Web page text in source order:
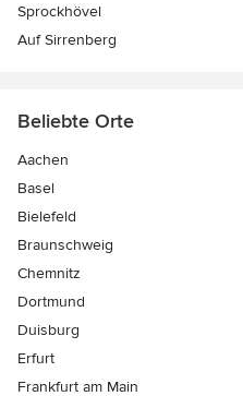
Sprockhövel
Auf Sirrenberg
Beliebte Orte
Aachen
Basel
Bielefeld
Braunschweig
Chemnitz
Dortmund
Duisburg
Erfurt
Frankfurt am Main